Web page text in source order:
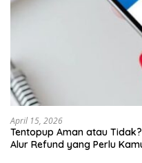
April 15, 2026
Tentopup Aman atau
Alur Refund yang Perlu